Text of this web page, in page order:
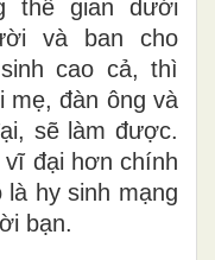
thế gian dưới
và ban cho
cao cả, thì
mẹ, đàn ông và
sẽ làm được.
đại hơn chính
là hy sinh mạng
bạn.